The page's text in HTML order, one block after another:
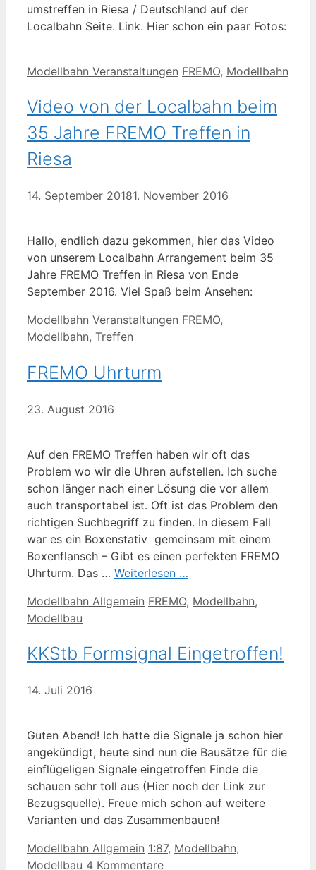
umstreffen in Riesa / Deutschland auf der
Localbahn Seite. Link. Hier schon ein paar Fotos:
Kategorien
Modellbahn Veranstaltungen Schlagwörter
FREMO, Modellbahn
Video von der Localbahn beim
35 Jahre FREMO Treffen in
Riesa
14. September 20181. November 2016
Hallo, endlich dazu gekommen, hier das Video
von unserem Localbahn Arrangement beim 35
Jahre FREMO Treffen in Riesa von Ende
September 2016. Viel Spaß beim Ansehen:
Kategorien
Modellbahn Veranstaltungen Schlagwörter
FREMO,
Modellbahn, Treffen
FREMO Uhrturm
23. August 2016
Auf den FREMO Treffen haben wir oft das
Problem wo wir die Uhren aufstellen. Ich suche
schon länger nach einer Lösung die vor allem
auch transportabel ist. Oft ist das Problem den
richtigen Suchbegriff zu finden. In diesem Fall
war es ein Boxenstativ gemeinsam mit einem
Boxenflansch – Gibt es einen perfekten FREMO
Uhrturm. Das … Weiterlesen …
Kategorien
Modellbahn Allgemein Schlagwörter
FREMO, Modellbahn,
Modellbau
KKStb Formsignal Eingetroffen!
14. Juli 2016
Guten Abend! Ich hatte die Signale ja schon hier
angekündigt, heute sind nun die Bausätze für die
einflügeligen Signale eingetroffen Finde die
schauen sehr toll aus (Hier noch der Link zur
Bezugsquelle). Freue mich schon auf weitere
Varianten und das Zusammenbauen!
Kategorien
Modellbahn Allgemein Schlagwörter
1:87, Modellbahn,
Modellbau 4 Kommentare